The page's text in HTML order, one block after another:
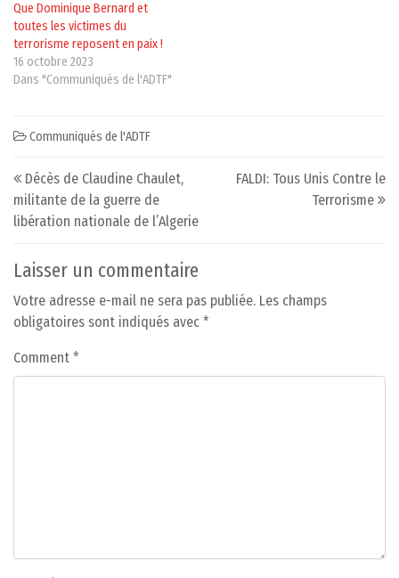
Que Dominique Bernard et
toutes les victimes du
terrorisme reposent en paix !
16 octobre 2023
Dans "Communiqués de l'ADTF"
Communiqués de l'ADTF
Post navigation
Décès de Claudine Chaulet,
militante de la guerre de
libération nationale de l’Algerie
FALDI: Tous Unis Contre le
Terrorisme
Laisser un commentaire
Votre adresse e-mail ne sera pas publiée. Les champs
obligatoires sont indiqués avec *
Comment *